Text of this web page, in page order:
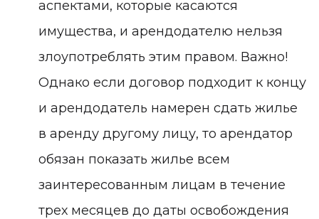
аспектами, которые касаются
имущества, и арендодателю нельзя
злоупотреблять этим правом. Важно!
Однако если договор подходит к концу
и арендодатель намерен сдать жилье
в аренду другому лицу, то арендатор
обязан показать жилье всем
заинтересованным лицам в течение
трех месяцев до даты освобождения